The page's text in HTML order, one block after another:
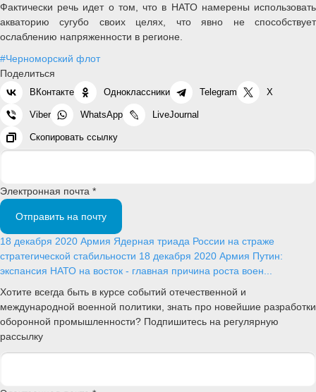
Фактически речь идет о том, что в НАТО намерены использовать
акваторию сугубо своих целях, что явно не способствует
ослаблению напряженности в регионе.
#Черноморский флот
Поделиться
ВКонтакте Одноклассники Telegram X
Viber WhatsApp LiveJournal
Скопировать ссылку
Электронная почта *
Отправить на почту
18 декабря 2020 Армия Ядерная триада России на страже
стратегической стабильности 18 декабря 2020 Армия Путин:
экспансия НАТО на восток - главная причина роста воен...
Хотите всегда быть в курсе событий отечественной и
международной военной политики, знать про новейшие разработки
оборонной промышленности? Подпишитесь на регулярную
рассылку